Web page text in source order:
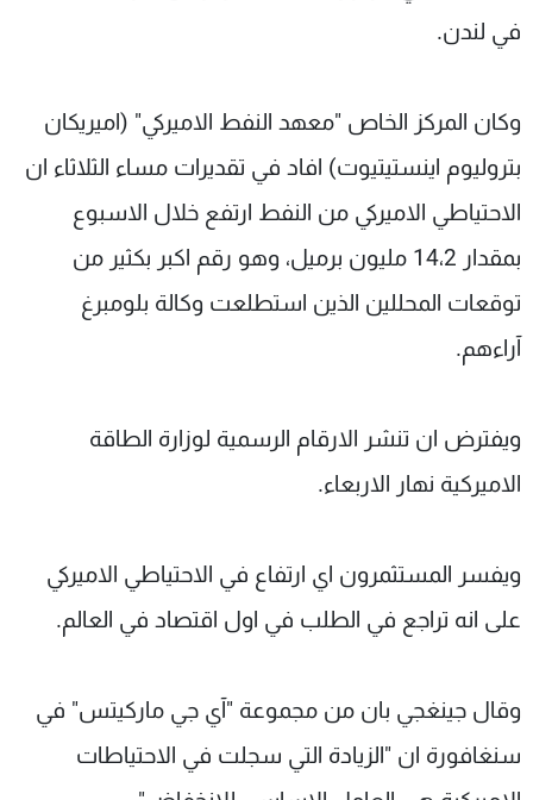
في لندن.
وكان المركز الخاص "معهد النفط الاميركي" (اميريكان
بتروليوم اينستيتيوت) افاد في تقديرات مساء الثلاثاء ان
الاحتياطي الاميركي من النفط ارتفع خلال الاسبوع
بمقدار 14،2 مليون برميل، وهو رقم اكبر بكثير من
توقعات المحللين الذين استطلعت وكالة بلومبرغ
آراءهم.
ويفترض ان تنشر الارقام الرسمية لوزارة الطاقة
الاميركية نهار الاربعاء.
ويفسر المستثمرون اي ارتفاع في الاحتياطي الاميركي
على انه تراجع في الطلب في اول اقتصاد في العالم.
وقال جينغجي بان من مجموعة "آي جي ماركيتس" في
سنغافورة ان "الزيادة التي سجلت في الاحتياطات